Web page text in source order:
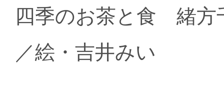
四季のお茶と食 緒方
／絵・吉井みい